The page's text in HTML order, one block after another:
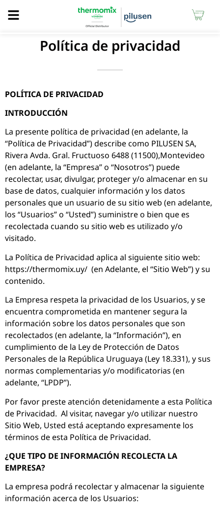
Política de privacidad
POLÍTICA DE PRIVACIDAD
INTRODUCCIÓN
La presente política de privacidad (en adelante, la
“Política de Privacidad”) describe como PILUSEN SA,
Rivera Avda. Gral. Fructuoso 6488 (11500),Montevideo
(en adelante, la “Empresa” o “Nosotros”) puede
recolectar, usar, divulgar, proteger y/o almacenar en su
base de datos, cualquier información y los datos
personales que un usuario de su sitio web (en adelante,
los “Usuarios” o “Usted”) suministre o bien que es
recolectada cuando su sitio web es utilizado y/o
visitado.
La Política de Privacidad aplica al siguiente sitio web:
https://thermomix.uy/ (en Adelante, el “Sitio Web”) y su
contenido.
La Empresa respeta la privacidad de los Usuarios, y se
encuentra comprometida en mantener segura la
información sobre los datos personales que son
recolectados (en adelante, la “Información”), en
cumplimiento de la Ley de Protección de Datos
Personales de la República Uruguaya (Ley 18.331), y sus
normas complementarias y/o modificatorias (en
adelante, “LPDP”).
Por favor preste atención detenidamente a esta Política
de Privacidad. Al visitar, navegar y/o utilizar nuestro
Sitio Web, Usted está aceptando expresamente los
términos de esta Política de Privacidad.
¿QUE TIPO DE INFORMACIÓN RECOLECTA LA
EMPRESA?
La empresa podrá recolectar y almacenar la siguiente
información acerca de los Usuarios: